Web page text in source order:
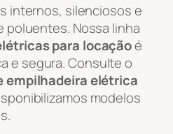
internos, silenciosos e
poluentes. Nossa linha
para locaçãoé
e segura. Consulte o
empilhadeira elétrica
modelos